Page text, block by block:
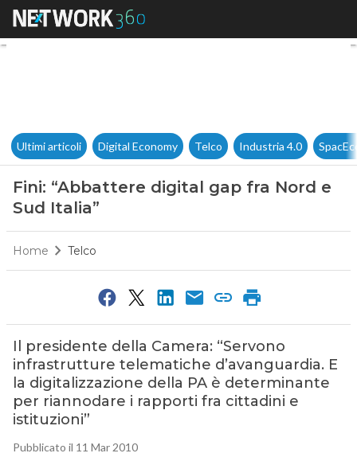
Fini: “Abbattere digital gap
Ultimi articoli Digital Economy Telco Industria 4.0
Fini: “Abbattere digital gap fra Nord e
Sud Italia”
Home Telco
Il presidente della Camera: “Servono
infrastrutture telematiche d’avanguardia. E
la digitalizzazione della PA è determinante
per riannodare i rapporti fra cittadini e
istituzioni”
Pubblicato il 11 Mar 2010